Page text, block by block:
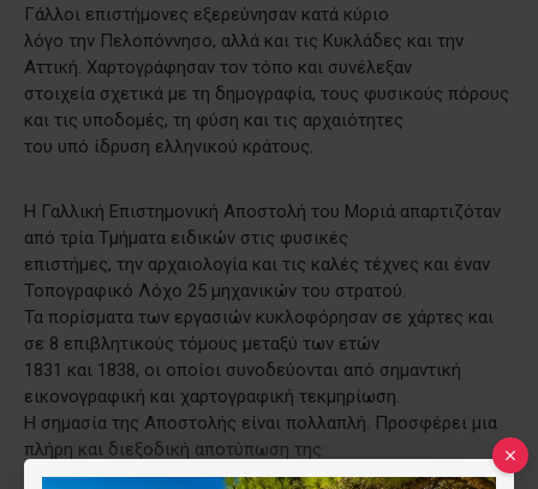
Γάλλοι επιστήμονες εξερεύνησαν κατά κύριο
λόγο την Πελοπόννησο, αλλά και τις Κυκλάδες και την
Αττική. Χαρτογράφησαν τον τόπο και συνέλεξαν
στοιχεία σχετικά με τη δημογραφία, τους φυσικούς πόρους
και τις υποδομές, τη φύση και τις αρχαιότητες
του υπό ίδρυση ελληνικού κράτους.
Η Γαλλική Επιστημονική Αποστολή του Μοριά απαρτιζόταν
από τρία Τμήματα ειδικών στις φυσικές
επιστήμες, την αρχαιολογία και τις καλές τέχνες και έναν
Τοπογραφικό Λόχο 25 μηχανικών του στρατού.
Τα πορίσματα των εργασιών κυκλοφόρησαν σε χάρτες και
σε 8 επιβλητικούς τόμους μεταξύ των ετών
1831 και 1838, οι οποίοι συνοδεύονται από σημαντική
εικονογραφική και χαρτογραφική τεκμηρίωση.
Η σημασία της Αποστολής είναι πολλαπλή. Προσφέρει μια
πλήρη και διεξοδική αποτύπωση της
Πελοποννήσου και άλλων περιοχών ακριβώς μετά την